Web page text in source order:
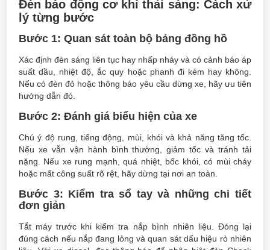
Đèn báo động cơ khí thải sáng: Cách xử
lý từng bước
Bước 1: Quan sát toàn bộ bảng đồng hồ
Xác định đèn sáng liên tục hay nhấp nháy và có cảnh báo áp
suất dầu, nhiệt độ, ắc quy hoặc phanh đi kèm hay không.
Nếu có đèn đỏ hoặc thông báo yêu cầu dừng xe, hãy ưu tiên
hướng dẫn đó.
Bước 2: Đánh giá biểu hiện của xe
Chú ý độ rung, tiếng động, mùi, khói và khả năng tăng tốc.
Nếu xe vẫn vận hành bình thường, giảm tốc và tránh tải
nặng. Nếu xe rung mạnh, quá nhiệt, bốc khói, có mùi cháy
hoặc mất công suất rõ rệt, hãy dừng tại nơi an toàn.
Bước 3: Kiểm tra sổ tay và những chi tiết
đơn giản
Tắt máy trước khi kiểm tra nắp bình nhiên liệu. Đóng lại
đúng cách nếu nắp đang lỏng và quan sát dấu hiệu rò nhiên